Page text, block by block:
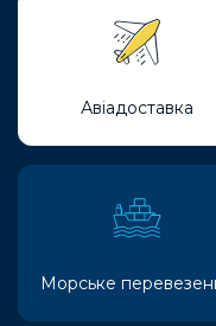
Авіадоставка
Морське